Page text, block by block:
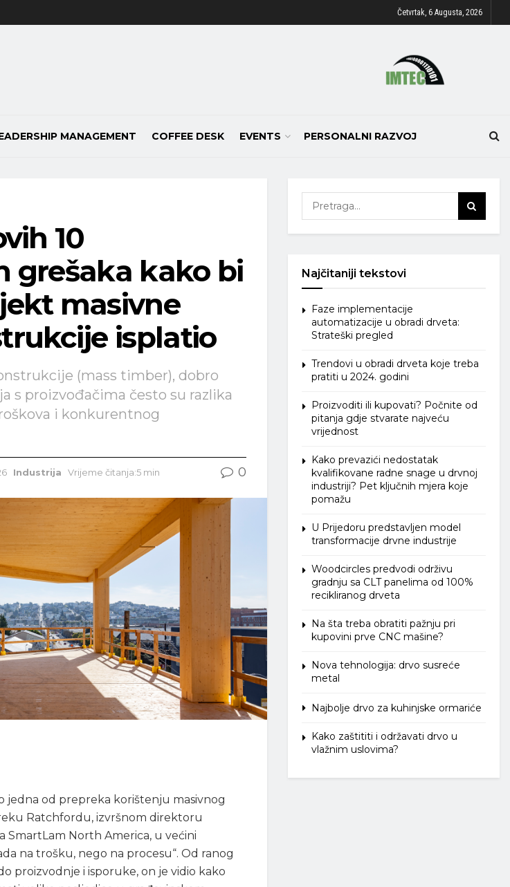
Četvrtak, 6 Augusta, 2026
MANAGEMENT COFFEE DESK EVENTS PERSONALNI RAZVOJ
10
grešaka kako bi
masivne
isplatio
(mass timber), dobro
s proizvođačima često su razlika
i konkurentnog
Industrija Vrijeme čitanja:5 min 0
jedna od prepreka korištenju masivnog
Ratchfordu, izvršnom direktoru
SmartLam North America, u većini
na trošku, nego na procesu“. Od ranog
proizvodnje i isporuke, on je vidio kako
Najčitaniji tekstovi
Faze implementacije
automatizacije u obradi drveta:
Strateški pregled
Trendovi u obradi drveta koje treba
pratiti u 2024. godini
Proizvoditi ili kupovati? Počnite od
pitanja gdje stvarate najveću
vrijednost
Kako prevazići nedostatak
kvalifikovane radne snage u drvnoj
industriji? Pet ključnih mjera koje
pomažu
U Prijedoru predstavljen model
transformacije drvne industrije
Woodcircles predvodi održivu
gradnju sa CLT panelima od 100%
recikliranog drveta
Na šta treba obratiti pažnju pri
kupovini prve CNC mašine?
Nova tehnologija: drvo susreće
metal
Najbolje drvo za kuhinjske ormariće
Kako zaštititi i održavati drvo u
vlažnim uslovima?